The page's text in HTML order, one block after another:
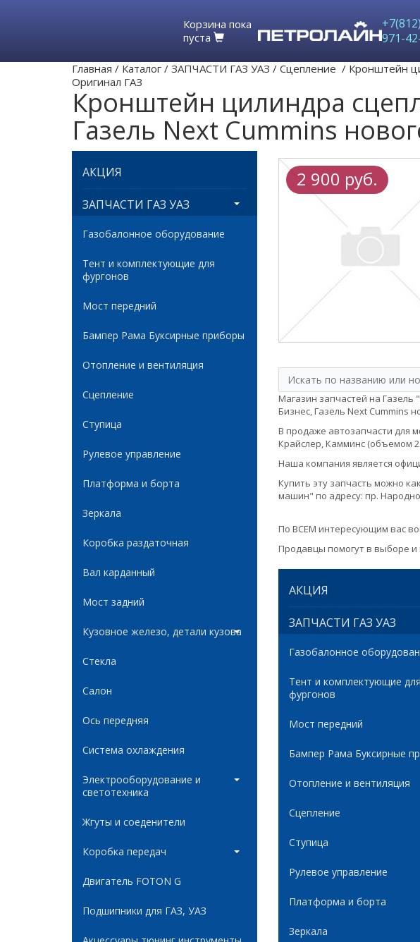
Корзина пока
пуста
+7(812)
971-
Главная / Каталог / ЗАПЧАСТИ ГАЗ УАЗ / Сцепление / Кронштейн
Оригинал ГАЗ
Кронштейн цилиндра
Газель Next Cummins
АКЦИЯ
ЗАПЧАСТИ ГАЗ УАЗ
Газобалонное оборудование
Тент и комплектующие для
фургонов
Мост передний
Бампер Рама Буксирные приборы
Отопление и вентиляция
Сцепление
Ступица
Рулевое управление
Платформа и борта
Зеркала
Коробка раздаточная
Вал карданный
Мост задний
Кузовное железо, детали кузова
Стекла
Салон
Ось передняя
Система охлаждения
Электрооборудование и
светотехника
Жгуты и соеденители
Коробка передач
Двигатель FOTON G
Подшипники для ГАЗ, УАЗ
2 900 руб.
Магазин запчастей на Газель
Бизнес, Газель Next Cummins
В продаже автозапчасти для
Крайслер, Камминс (объемом
Наша компания является
Купить эту запчасть можно
машин" по адресу: пр.
По ВСЕМ интересующим вас
Продавцы помогут в выборе
АКЦИЯ
ЗАПЧАСТИ ГАЗ УАЗ
Газобалонное
Тент и комплектующие для
фургонов
Мост передний
Бампер Рама Буксирные
Отопление и вентиляция
Сцепление
Ступица
Рулевое управление
Платформа и борта
Зеркала